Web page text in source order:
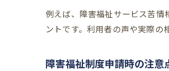
例えば、障害福祉サービス苦
ントです。利用者の声や実際の
障害福祉制度申請時の注意